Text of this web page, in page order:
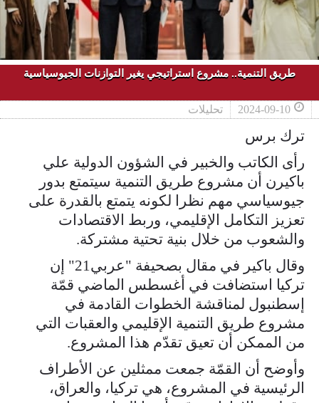
طريق التنمية.. مشروع استراتيجي يغير التوازنات الجيوسياسية
2024-09-10 تحليلات
ترك برس
رأى الكاتب والخبير في الشؤون الدولية علي
باكيرن أن مشروع طريق التنمية سيتمتع بدور
جيوسياسي مهم نظرا لكونه يتمتع بالقدرة على
تعزيز التكامل الإقليمي، وربط الاقتصادات
والشعوب من خلال بنية تحتية مشتركة.
وقال باكير في مقال بصحيفة "عربي21" إن
تركيا استضافت في أغسطس الماضي قمّة
إسطنبول لمناقشة الخطوات القادمة في
مشروع طريق التنمية الإقليمي والعقبات التي
من الممكن أن تعيق تقدّم هذا المشروع.
وأوضح أن القمّة جمعت ممثلين عن الأطراف
الرئيسية في المشروع، هي تركيا، والعراق،